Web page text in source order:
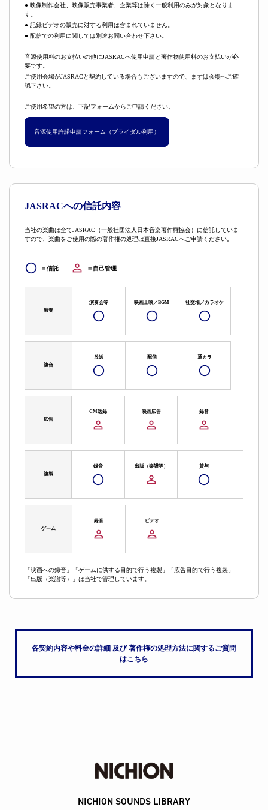
● 映像制作会社、映像販売事業者、企業等は除く一般利用のみが対象となりま
す。
● 記録ビデオの販売に対する利用は含まれていません。
● 配信での利用に関しては別途お問い合わせ下さい。
音源使用料のお支払いの他にJASRACへ使用申請と著作物使用料のお支払いが必
要です。
ご使用会場がJASRACと契約している場合もございますので、まずは会場へご確
認下さい。
ご使用希望の方は、下記フォームからご申請ください。
音源使用許諾申請フォーム（ブライダル利用）
JASRACへの信託内容
当社の楽曲は全てJASRAC（一般社団法人日本音楽著作権協会）に信託していま
すので、楽曲をご使用の際の著作権の処理は直接JASRACへご申請ください。
＝信託 ＝自己管理
演奏
演奏会等 映画上映／BGM 社交場／カラオケ 広告（演奏
複合
放送 配信 通カラ
広告
CM送録 映画広告 録音
複製
録音 出版（楽譜等） 貸与
ゲーム
録音 ビデオ
「映画への録音」「ゲームに供する目的で行う複製」「広告目的で行う複製」
「出版（楽譜等）」は当社で管理しています。
各契約内容や料金の詳細 及び 著作権の処理方法に関するご質問
はこちら
NICHION SOUNDS LIBRARY